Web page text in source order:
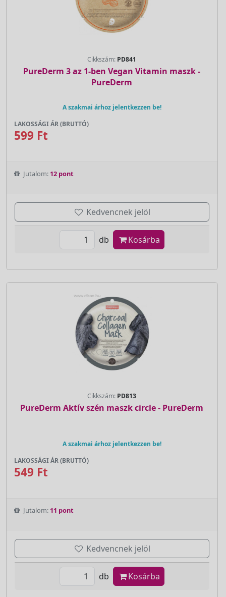
Cikkszám: PD841
PureDerm 3 az 1-ben Vegan Vitamin maszk -
PureDerm
A szakmai árhoz jelentkezzen be!
LAKOSSÁGI ÁR (BRUTTÓ)
599 Ft
Jutalom: 12 pont
Kedvencnek jelöl
db Kosárba
Cikkszám: PD813
PureDerm Aktív szén maszk circle - PureDerm
A szakmai árhoz jelentkezzen be!
LAKOSSÁGI ÁR (BRUTTÓ)
549 Ft
Jutalom: 11 pont
Kedvencnek jelöl
db Kosárba